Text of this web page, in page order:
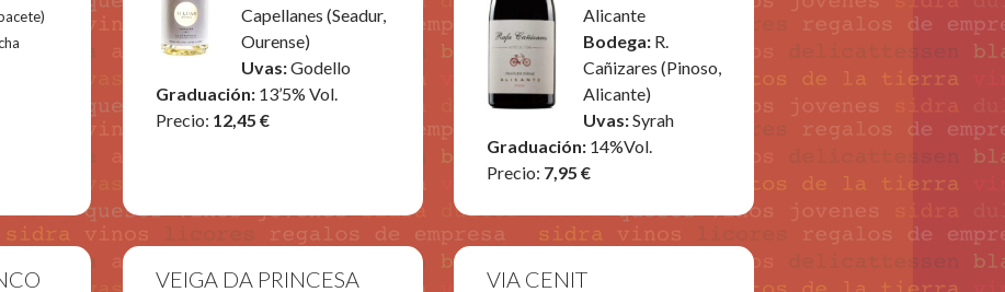
Capellanes (Seadur,
Ourense)
Uvas:Godello
Graduación: 13’5% Vol.
Precio: 12,45 €
Alicante
Bodega: R.
Cañizares (Pinoso,
Alicante)
Uvas:Syrah
Graduación: 14%Vol.
Precio: 7,95 €
VEIGA DA PRINCESA VIA CENIT